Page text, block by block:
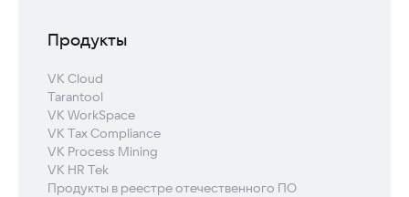
Продукты
VK Cloud
Tarantool
VK WorkSpace
VK Tax Compliance
VK Process Mining
VK HR Tek
Продукты в реестре отечественного ПО